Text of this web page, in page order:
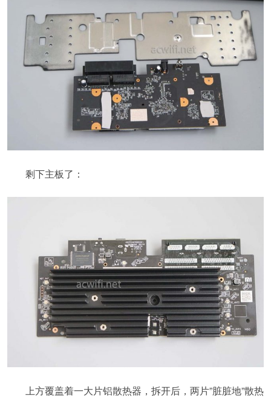
剩下主板了：
上方覆盖着一大片铝散热器，拆开后，两片”脏脏地”散热